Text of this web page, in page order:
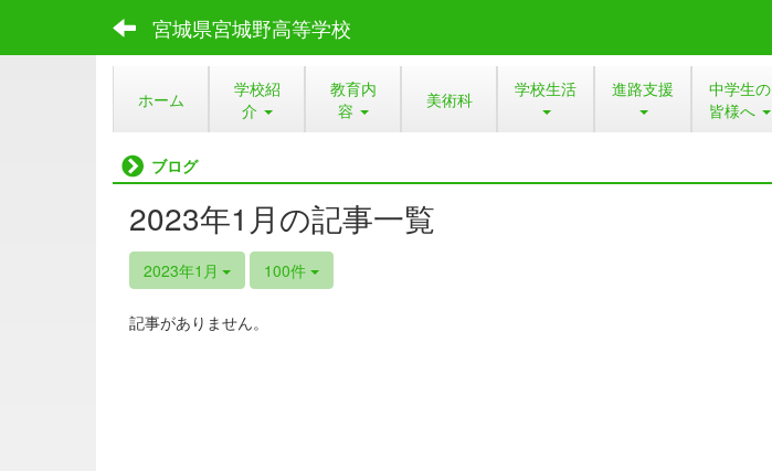
宮城県宮城野高等学校
ホーム
学校紹
介
教育内
容
美術科 学校生活 進路支援
中学生の
皆様へ
ブログ
2023年1月の記事一覧
2023年1月 100件
記事がありません。